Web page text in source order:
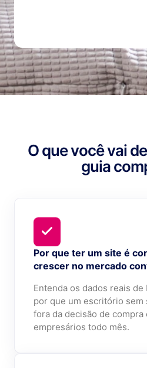
O que você vai
guia
Por que ter um site é
crescer no mercado
Entenda os dados reais
por que um escritório sem
fora da decisão de compra
empresários todo mês.